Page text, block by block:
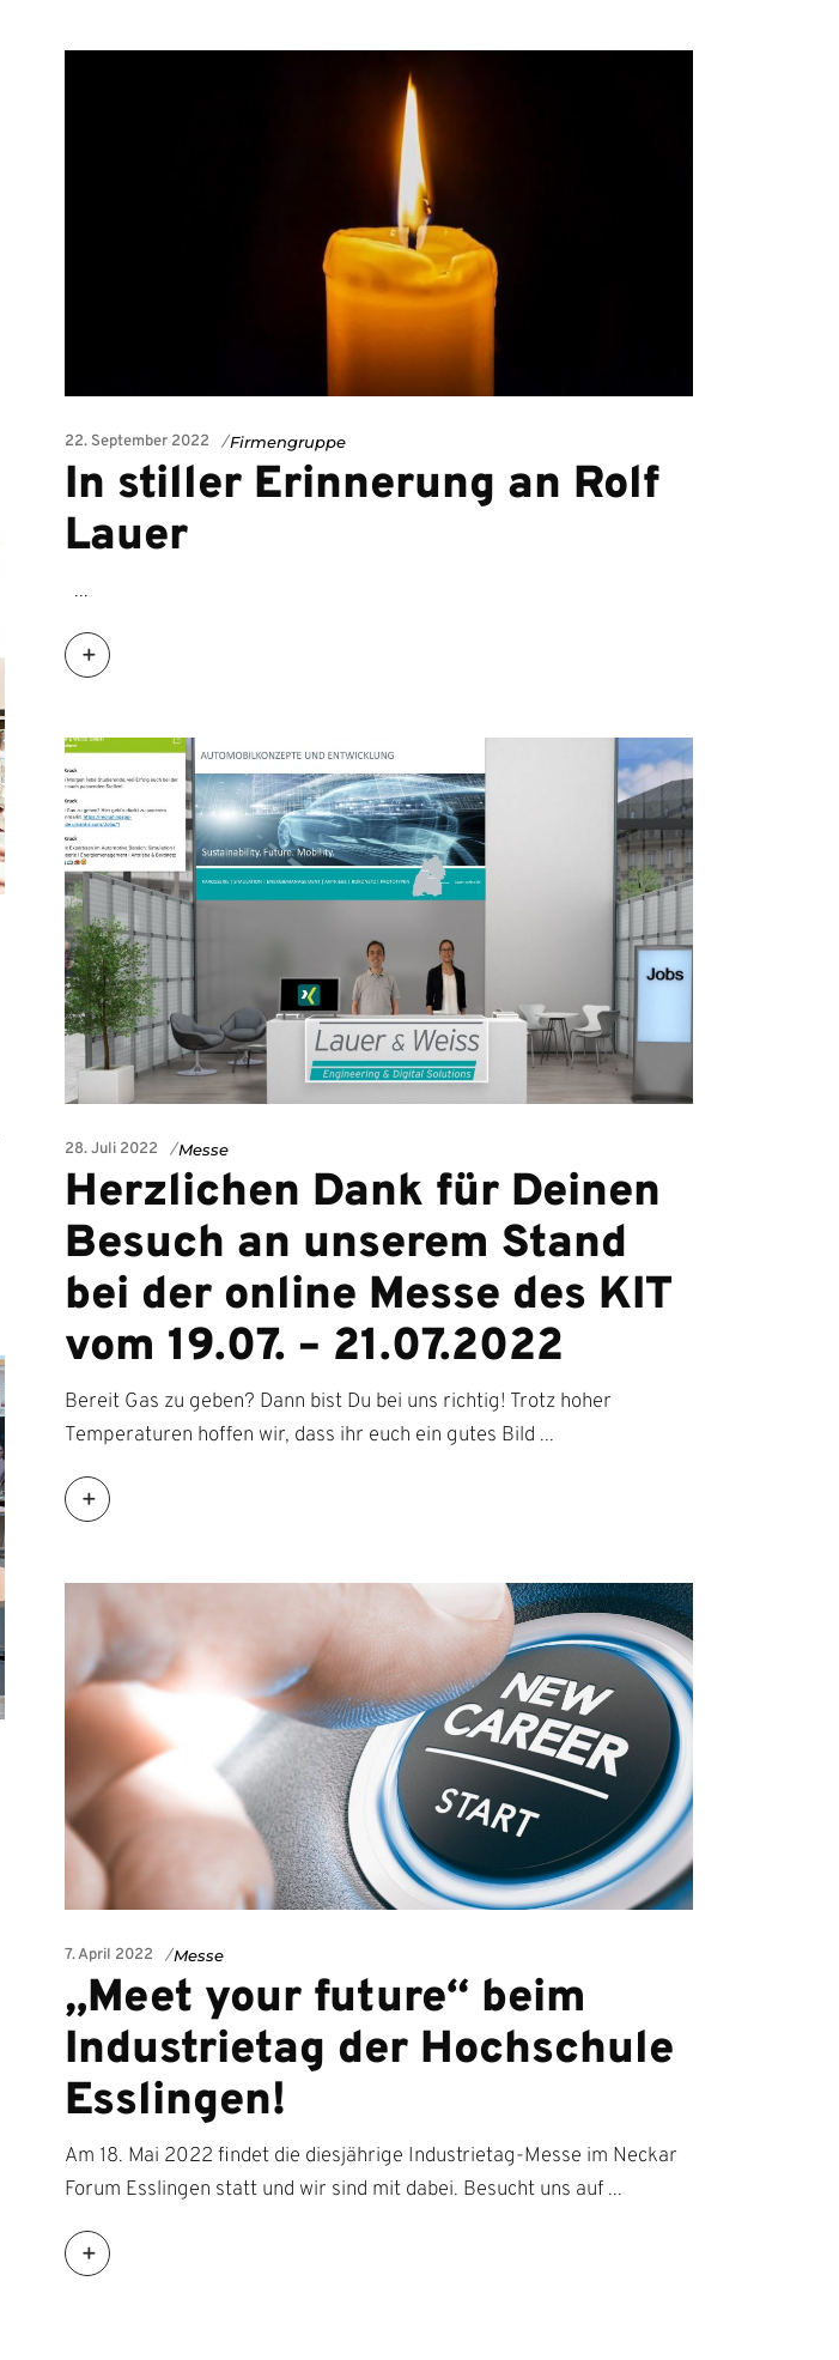
22. September 2022 Firmengruppe
In stiller Erinnerung an Rolf
Lauer
28. Juli 2022 Messe
Herzlichen Dank für Deinen
Besuch an unserem Stand
bei der online Messe des KIT
vom 19.07. – 21.07.2022
Bereit Gas zu geben? Dann bist Du bei uns richtig! Trotz hoher
Temperaturen hoffen wir, dass ihr euch ein gutes Bild
7. April 2022 Messe
„Meet your future“ beim
Industrietag der Hochschule
Esslingen!
Am 18. Mai 2022 findet die diesjährige Industrietag-Messe im Neckar
Forum Esslingen statt und wir sind mit dabei. Besucht uns auf